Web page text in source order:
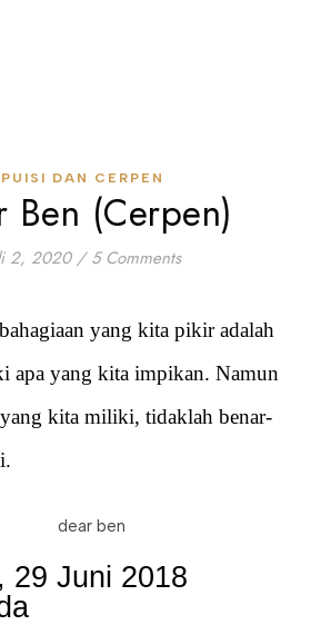
PUISI DAN CERPEN
Ben (Cerpen)
2, 2020 / 5 Comments
yang kita pikir adalah
apa yang kita impikan. Namun
kita miliki, tidaklah benar-
29 Juni 2018